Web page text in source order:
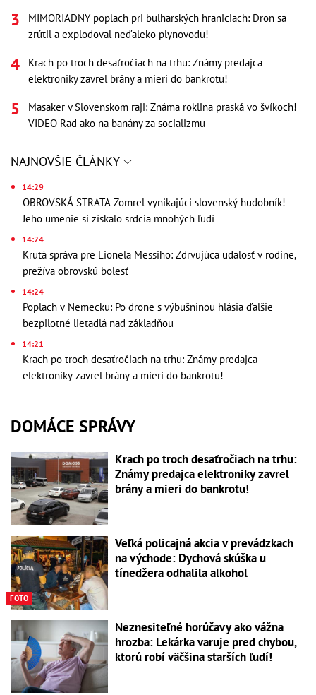
MIMORIADNY poplach pri bulharských hraniciach: Dron sa
zrútil a explodoval neďaleko plynovodu!
Krach po troch desaťročiach na trhu: Známy predajca
elektroniky zavrel brány a mieri do bankrotu!
Masaker v Slovenskom raji: Známa roklina praská vo švíkoch!
VIDEO Rad ako na banány za socializmu
NAJNOVŠIE ČLÁNKY
14:29
OBROVSKÁ STRATA Zomrel vynikajúci slovenský hudobník!
Jeho umenie si získalo srdcia mnohých ľudí
14:24
Krutá správa pre Lionela Messiho: Zdrvujúca udalosť v rodine,
prežíva obrovskú bolesť
14:24
Poplach v Nemecku: Po drone s výbušninou hlásia ďalšie
bezpilotné lietadlá nad základňou
14:21
Krach po troch desaťročiach na trhu: Známy predajca
elektroniky zavrel brány a mieri do bankrotu!
DOMÁCE SPRÁVY
Krach po troch desaťročiach na trhu:
Známy predajca elektroniky zavrel
brány a mieri do bankrotu!
FOTO
Veľká policajná akcia v prevádzkach
na východe: Dychová skúška u
tínedžera odhalila alkohol
Neznesiteľné horúčavy ako vážna
hrozba: Lekárka varuje pred chybou,
ktorú robí väčšina starších ľudí!